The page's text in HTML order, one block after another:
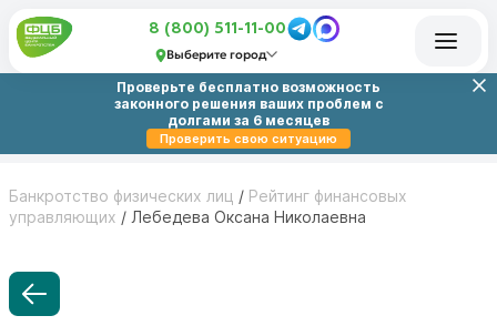
8 (800) 511-11-00
Выберите город
Проверьте бесплатно возможность
законного решения ваших проблем с
долгами за 6 месяцев
Проверить свою ситуацию
Банкротство физических лиц / Рейтинг финансовых
управляющих / Лебедева Оксана Николаевна